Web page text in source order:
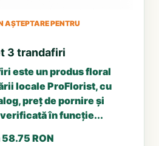
AȘTEPTARE PENTRU
3 trandafiri
este un produs floral
locale ProFlorist, cu
preț de pornire și
în funcție...
58.75 RON